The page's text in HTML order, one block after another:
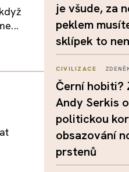
je všude, za
peklem
sklípek to
CIVILIZACE
Černí hobiti?
Andy Serkis
politickou
obsazování
prstenů